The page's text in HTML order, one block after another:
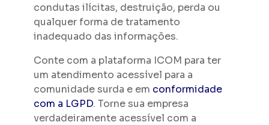
condutas ilícitas, destruição, perda ou
qualquer forma de tratamento
inadequado das informações.
Conte com a plataforma ICOM para ter
um atendimento acessível para a
comunidade surda e em conformidade
com a LGPD. Torne sua empresa
verdadeiramente acessível com a